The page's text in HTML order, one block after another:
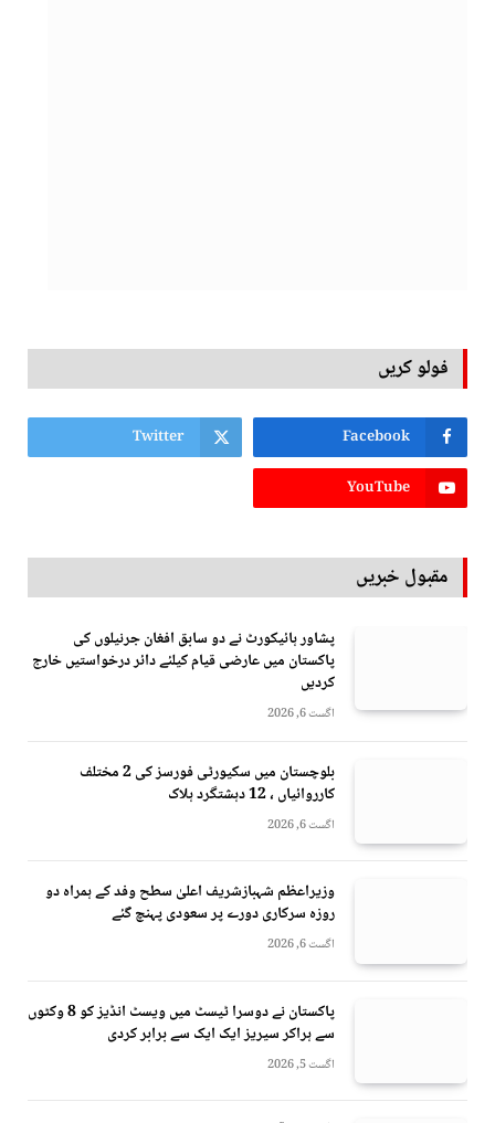
فولو کریں
Facebook
Twitter
YouTube
مقبول خبریں
پشاور ہائیکورٹ نے دو سابق افغان جرنیلوں کی
پاکستان میں عارضی قیام کیلئے دائر درخواستیں خارج
کردیں
اگست 6, 2026
بلوچستان میں سکیورٹی فورسز کی 2 مختلف
کارروائیاں ، 12 دہشتگرد ہلاک
اگست 6, 2026
وزیراعظم شہبازشریف اعلیٰ سطح وفد کے ہمراہ دو
روزه سرکاری دورے پر سعودی پہنچ گئے
اگست 6, 2026
پاکستان نے دوسرا ٹیسٹ میں ویسٹ انڈیز کو 8 وکٹوں
سے ہراکر سیریز ایک ایک سے برابر کردی
اگست 5, 2026